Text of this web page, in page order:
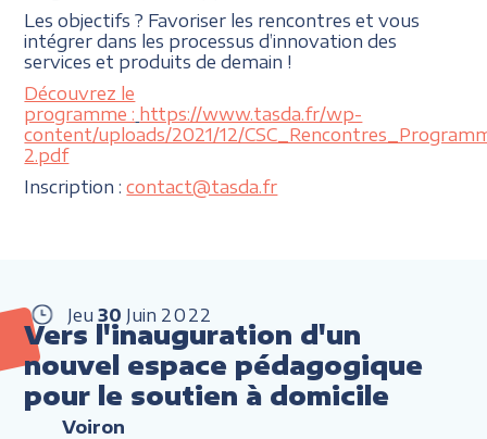
Les objectifs ? Favoriser les rencontres et vous
intégrer dans les processus d’innovation des
services et produits de demain !
Découvrez le
programme : https://www.tasda.fr/wp-
content/uploads/2021/12/
2.pdf
Inscription :contact@tasda.fr
Jeu 30 Juin 2022
Vers l'inauguration d'un
nouvel espace pédagogique
pour le soutien à domicile
Voiron